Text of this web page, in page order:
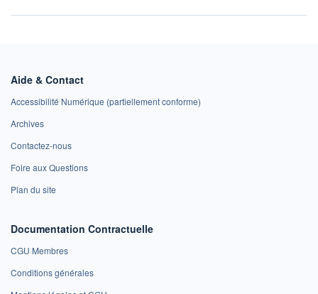
Aide & Contact
Accessibilité Numérique (partiellement conforme)
Archives
Contactez-nous
Foire aux Questions
Plan du site
Documentation Contractuelle
CGU Membres
Conditions générales